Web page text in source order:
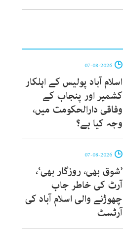
اسلام آباد پولیس کے اہلکار
کشمیر اور پنجاب کے
وفاقی دارالحکومت میں،
وجہ کیا ہے؟
’شوق بھی، روزگار بھی‘،
آرٹ کی خاطر جاب
چھوڑنے والی اسلام آباد کی
آرٹسٹ